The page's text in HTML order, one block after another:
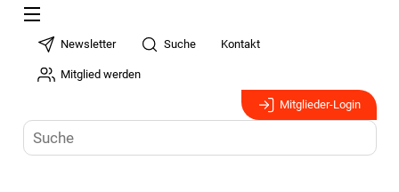
Newsletter Suche Kontakt
Mitglied werden
Mitglieder-Login